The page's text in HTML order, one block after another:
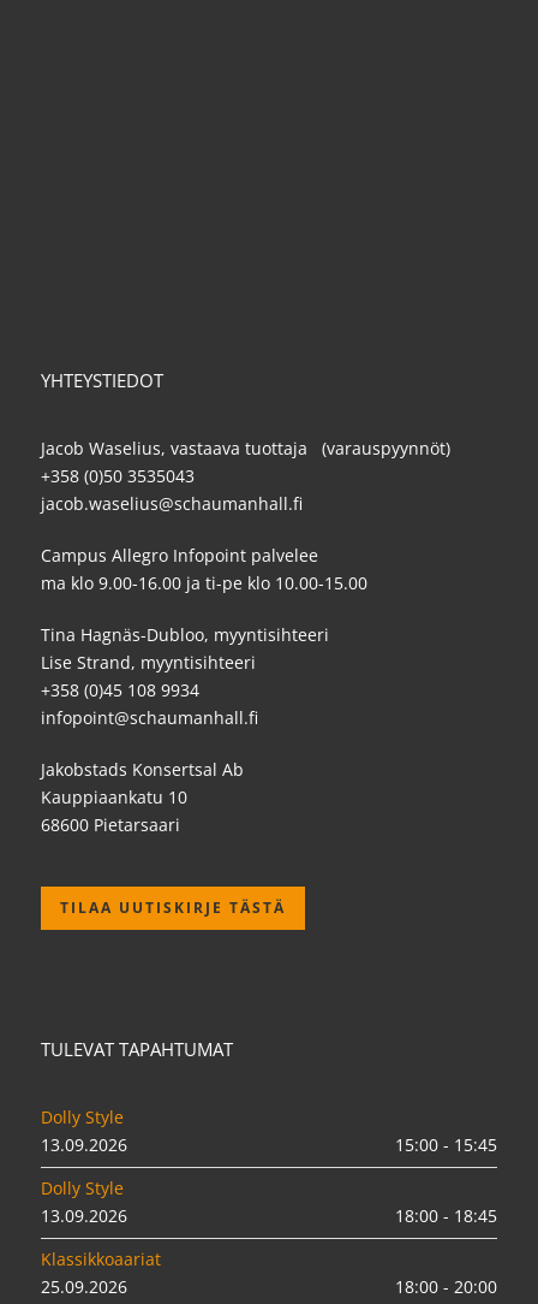
YHTEYSTIEDOT
Jacob Waselius, vastaava tuottaja (varauspyynnöt)
+358 (0)50 3535043
jacob.waselius@schaumanhall.fi
Campus Allegro Infopoint palvelee
ma klo 9.00-16.00 ja ti-pe klo 10.00-15.00
Tina Hagnäs-Dubloo, myyntisihteeri
Lise Strand, myyntisihteeri
+358 (0)45 108 9934
infopoint@schaumanhall.fi
Jakobstads Konsertsal Ab
Kauppiaankatu 10
68600 Pietarsaari
TILAA UUTISKIRJE TÄSTÄ
TULEVAT TAPAHTUMAT
Dolly Style
13.09.2026
15:00 - 15:45
Dolly Style
13.09.2026
18:00 - 18:45
Klassikkoaariat
25.09.2026
18:00 - 20:00